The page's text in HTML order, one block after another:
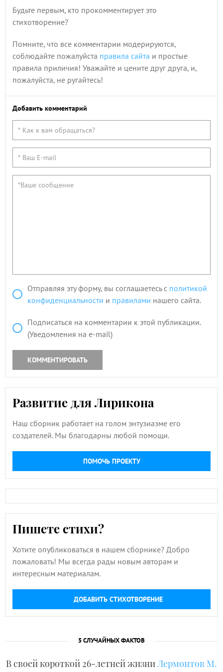
Будьте первым, кто прокомментирует это
стихотворение?
Помните, что все комментарии модерируются,
соблюдайте пожалуйста правила сайта и простые
правила приличия! Уважайте и цените друг друга, и,
пожалуйста, не ругайтесь!
Добавить комментарий
Отправляя эту форму, вы соглашаетесь с политикой
конфиденциальности и правилами нашего сайта.
Подписаться на комментарии к этой публикации.
(Уведомления на e-mail)
КОММЕНТИРОВАТЬ
Развитие для Лирикона
Наш сборник работает на голом энтузиазме его
создателей. Мы благодарны любой помощи.
ПОМОЧЬ ПРОЕКТУ
Пишете стихи?
Хотите опубликоваться в нашем сборнике? Добро
пожаловать! Мы всегда рады новым авторам и
интересным материалам.
ДОБАВИТЬ СТИХОТВОРЕНИЕ
5 СЛУЧАЙНЫХ ФАКТОВ
В своей короткой 26-летней жизниЛермонтов М.